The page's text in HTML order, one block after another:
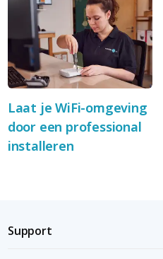
Laat je WiFi-omgeving
door een professional
installeren
Support